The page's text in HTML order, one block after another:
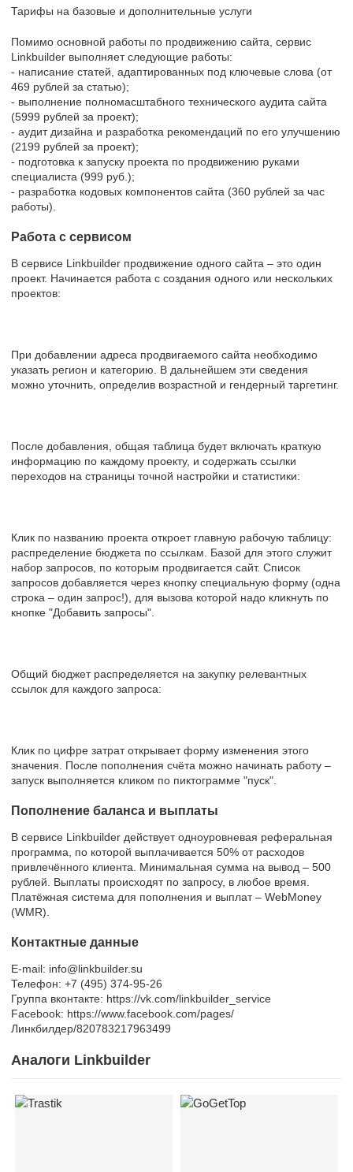
Тарифы на базовые и дополнительные услуги
Помимо основной работы по продвижению сайта, сервис
Linkbuilder выполняет следующие работы:
- написание статей, адаптированных под ключевые слова (от
469 рублей за статью);
- выполнение полномасштабного технического аудита сайта
(5999 рублей за проект);
- аудит дизайна и разработка рекомендаций по его улучшению
(2199 рублей за проект);
- подготовка к запуску проекта по продвижению руками
специалиста (999 руб.);
- разработка кодовых компонентов сайта (360 рублей за час
работы).
Работа с сервисом
В сервисе Linkbuilder продвижение одного сайта – это один
проект. Начинается работа с создания одного или нескольких
проектов:
При добавлении адреса продвигаемого сайта необходимо
указать регион и категорию. В дальнейшем эти сведения
можно уточнить, определив возрастной и гендерный таргетинг.
После добавления, общая таблица будет включать краткую
информацию по каждому проекту, и содержать ссылки
переходов на страницы точной настройки и статистики:
Клик по названию проекта откроет главную рабочую таблицу:
распределение бюджета по ссылкам. Базой для этого служит
набор запросов, по которым продвигается сайт. Список
запросов добавляется через кнопку специальную форму (одна
строка – один запрос!), для вызова которой надо кликнуть по
кнопке "Добавить запросы".
Общий бюджет распределяется на закупку релевантных
ссылок для каждого запроса:
Клик по цифре затрат открывает форму изменения этого
значения. После пополнения счёта можно начинать работу –
запуск выполняется кликом по пиктограмме "пуск".
Пополнение баланса и выплаты
В сервисе Linkbuilder действует одноуровневая реферальная
программа, по которой выплачивается 50% от расходов
привлечённого клиента. Минимальная сумма на вывод – 500
рублей. Выплаты происходят по запросу, в любое время.
Платёжная система для пополнения и выплат – WebMoney
(WMR).
Контактные данные
E-mail: info@linkbuilder.su
Телефон: +7 (495) 374-95-26
Группа вконтакте: https://vk.com/linkbuilder_service
Facebook: https://www.facebook.com/pages/
Линкбилдер/820783217963499
Аналоги Linkbuilder